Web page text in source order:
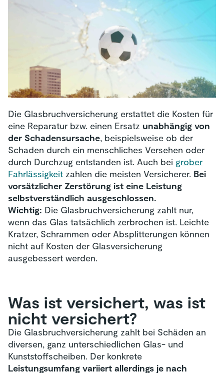
Die Glasbruchversicherung erstattet die Kosten für
eine Reparatur bzw. einen Ersatz unabhängig von
der Schadensursache, beispielsweise ob der
Schaden durch ein menschliches Versehen oder
durch Durchzug entstanden ist. Auch bei grober
Fahrlässigkeit zahlen die meisten Versicherer. Bei
vorsätzlicher Zerstörung ist eine Leistung
selbstverständlich ausgeschlossen.
Wichtig: Die Glasbruchversicherung zahlt nur,
wenn das Glas tatsächlich zerbrochen ist. Leichte
Kratzer, Schrammen oder Absplitterungen können
nicht auf Kosten der Glasversicherung
ausgebessert werden.
Was ist versichert, was ist
nicht versichert?
Die Glasbruchversicherung zahlt bei Schäden an
diversen, ganz unterschiedlichen Glas- und
Kunststoffscheiben. Der konkrete
Leistungsumfang variiert allerdings je nach